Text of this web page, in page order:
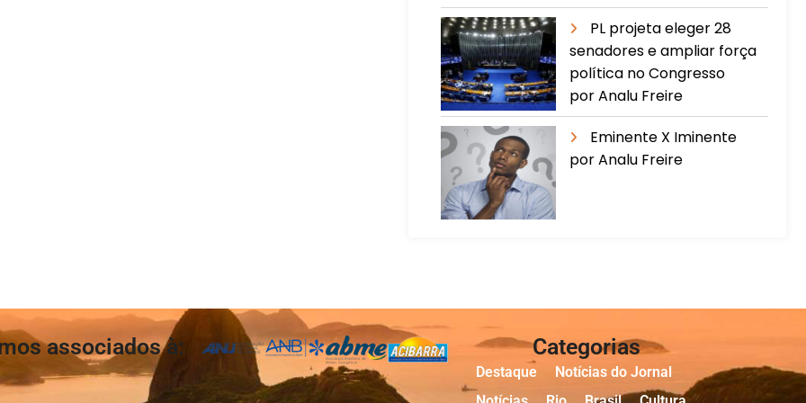
PL projeta eleger 28
senadores e ampliar força
política no Congresso
por Analu Freire
Eminente X Iminente
por Analu Freire
associados à: Categorias
Destaque
Notícias do Jornal